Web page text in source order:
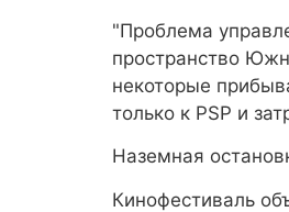
"Проблема
пространство
некоторые
только к PSP и
Наземная
Кинофестиваль